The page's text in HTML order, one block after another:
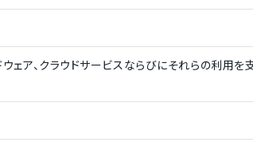
ェア、クラウドサービスならびにそれらの利⽤を